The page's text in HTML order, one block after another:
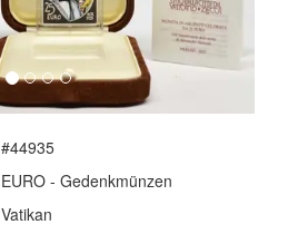
#44935
EURO - Gedenkmünzen
Vatikan